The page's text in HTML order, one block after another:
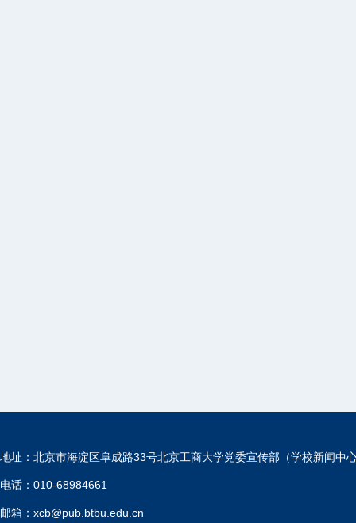
地址：北京市海淀区阜成路33号北京工商大学党委宣传部（学校新闻中
电话：010-68984661
邮箱：xcb@pub.btbu.edu.cn